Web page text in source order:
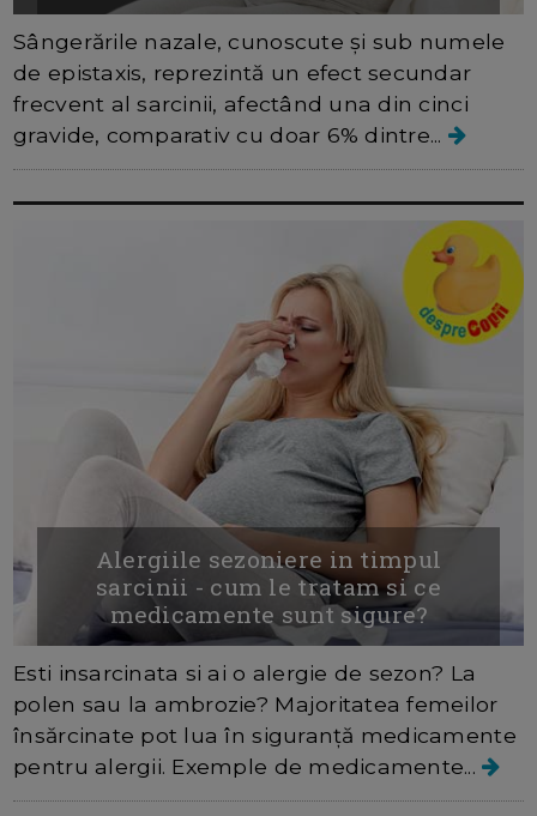
Sângerările nazale, cunoscute și sub numele
de epistaxis, reprezintă un efect secundar
frecvent al sarcinii, afectând una din cinci
gravide, comparativ cu doar 6% dintre...
Alergiile sezoniere in timpul
sarcinii - cum le tratam si ce
medicamente sunt sigure?
Esti insarcinata si ai o alergie de sezon? La
polen sau la ambrozie? Majoritatea femeilor
însărcinate pot lua în siguranță medicamente
pentru alergii. Exemple de medicamente...